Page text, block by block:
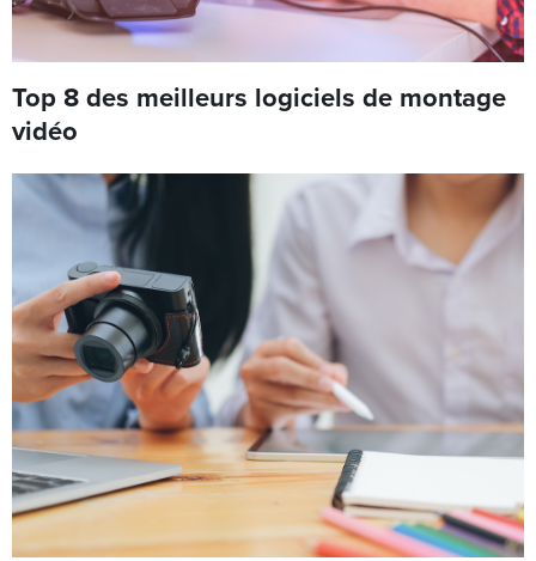
Top 8 des meilleurs logiciels de montage
vidéo